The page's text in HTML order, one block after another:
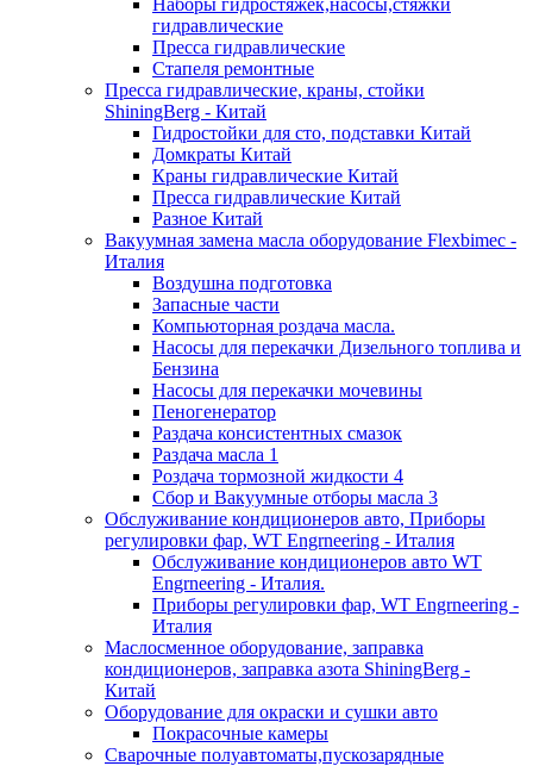
Наборы гидростяжек,насосы,стяжки
гидравлические
Пресса гидравлические
Стапеля ремонтные
Пресса гидравлические, краны, стойки
ShiningBerg - Китай
Гидростойки для сто, подставки Китай
Домкраты Китай
Краны гидравлические Китай
Пресса гидравлические Китай
Разное Китай
Вакуумная замена масла оборудование Flexbimeс -
Италия
Воздушна подготовка
Запасные части
Компьюторная роздача масла.
Насосы для перекачки Дизельного топлива и
Бензина
Насосы для перекачки мочевины
Пеногенератор
Раздача консистентных смазок
Раздача масла 1
Роздача тормозной жидкости 4
Сбор и Вакуумные отборы масла 3
Обслуживание кондиционеров авто, Приборы
регулировки фар, WT Engrneering - Италия
Обслуживание кондиционеров авто WT
Engrneering - Италия.
Приборы регулировки фар, WT Engrneering -
Италия
Маслосменное оборудование, заправка
кондиционеров, заправка азота ShiningBerg -
Китай
Оборудование для окраски и сушки авто
Покрасочные камеры
Сварочные полуавтоматы,пускозарядные